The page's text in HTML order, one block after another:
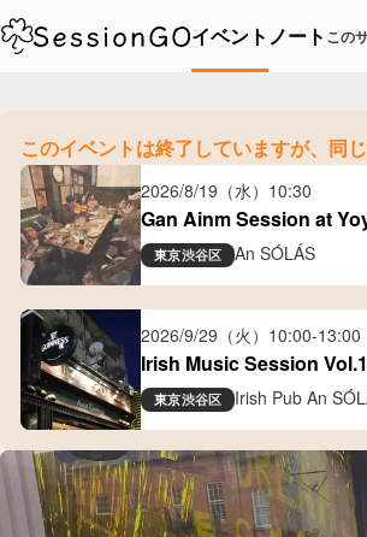
イベント ノート この
このイベントは終了していますが、 同
2026/8/19（水） 10:30
Gan Ainm Session at
東京渋谷区 An SÓLÁS
2026/9/29（火） 10:00-13:00
Irish Music Session
東京渋谷区 Irish Pub An